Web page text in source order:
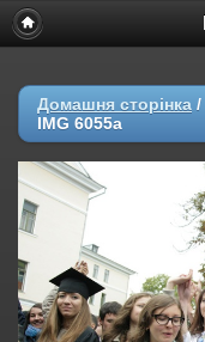
Домашня сторінка /
IMG 6055a